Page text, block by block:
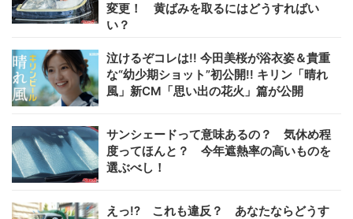
変更！ 黄ばみを取るにはどうすればい
い？
泣けるぞコレは!! 今田美桜が浴衣姿＆貴重
な“幼少期ショット”初公開!! キリン「晴れ
風」新CM「思い出の花火」篇が公開
サンシェードって意味あるの？ 気休め程
度ってほんと？ 今年遮熱率の高いものを
選ぶべし！
えっ!? これも違反？ あなたならどうす